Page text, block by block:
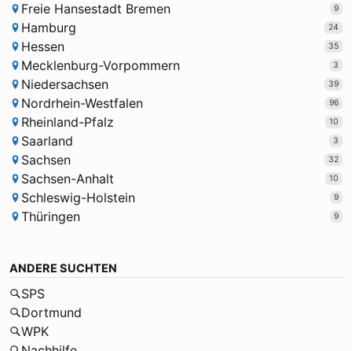
Freie Hansestadt Bremen 9
Hamburg 24
Hessen 35
Mecklenburg-Vorpommern 3
Niedersachsen 39
Nordrhein-Westfalen 96
Rheinland-Pfalz 10
Saarland 3
Sachsen 32
Sachsen-Anhalt 10
Schleswig-Holstein 9
Thüringen 9
ANDERE SUCHTEN
SPS
Dortmund
WPK